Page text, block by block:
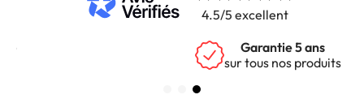
4.5/5 excellent
Garantie 5 ans
sur tous nos produits